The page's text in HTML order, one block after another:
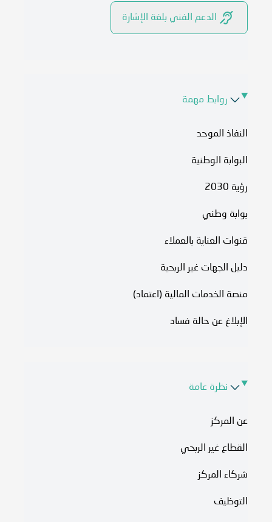
الدعم الفني بلغة الإشارة
روابط مهمة
النفاذ الموحد
البوابة الوطنية
رؤية 2030
بوابة وطني
قنوات العناية بالعملاء
دليل الجهات غير الربحية
منصة الخدمات المالية (اعتماد)
الإبلاغ عن حالة فساد
نظرة عامة
عن المركز
القطاع غير الربحي
شركاء المركز
التوظيف